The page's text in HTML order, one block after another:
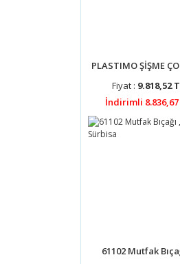
PLASTIMO ŞİŞME
Fiyat : 9.818,52
İndirimli
61102 Mutfak